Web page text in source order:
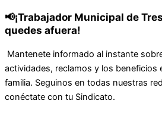
📢¡Trabajador Municipal de
quedes afuera!
Mantenete informado al instante
actividades, reclamos y los beneficios
familia. Seguinos en todas nuestras
conéctate con tu Sindicato.